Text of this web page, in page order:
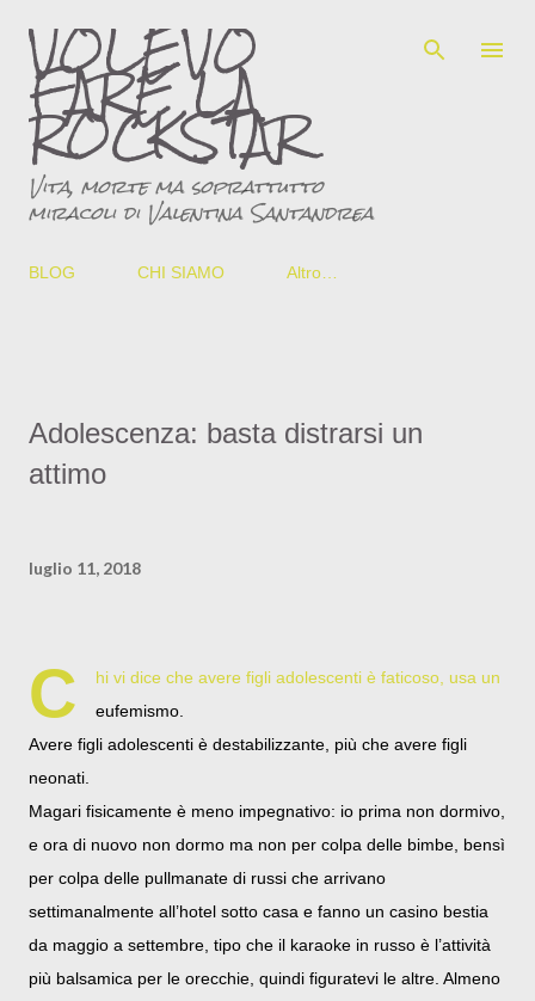
Passa ai contenuti principali
VOLEVO
FARE LA
ROCKSTAR
Vita, morte ma soprattutto
miracoli di Valentina Santandrea
BLOG CHI SIAMO Altro…
Adolescenza: basta distrarsi un
attimo
luglio 11, 2018
C
hi vi dice che avere figli adolescenti è faticoso, usa un
eufemismo.
Avere figli adolescenti è destabilizzante, più che avere figli
neonati.
Magari fisicamente è meno impegnativo: io prima non dormivo,
e ora di nuovo non dormo ma non per colpa delle bimbe, bensì
per colpa delle pullmanate di russi che arrivano
settimanalmente all’hotel sotto casa e fanno un casino bestia
da maggio a settembre, tipo che il karaoke in russo è l’attività
più balsamica per le orecchie, quindi figuratevi le altre. Almeno